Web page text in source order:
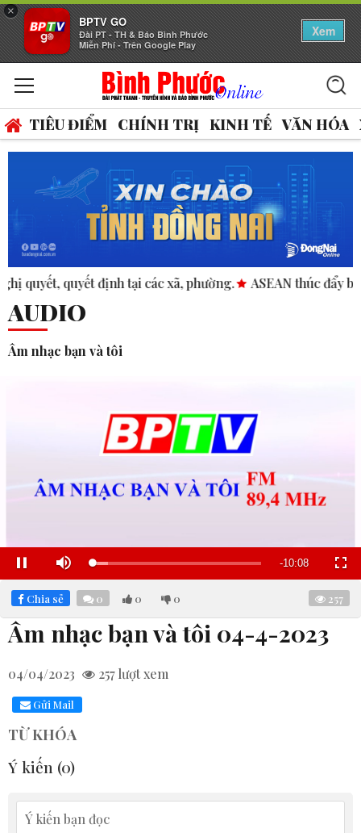
×
BPTV GO
Đài PT - TH & Báo Bình Phước
Miễn Phí - Trên Google Play
Xem
TIÊU ĐIỂM CHÍNH TRỊ KINH TẾ VĂN HÓA
định tại các xã, phường. ASEAN thúc đẩy bình đẳng
AUDIO
Âm nhạc bạn và tôi
Pause Mute Loaded:
34.29%
Remaining
-10:07
Chia sẻ 0 0 0 257
Âm nhạc bạn và tôi 04-4-2023
04/04/2023 257lượt xem
Gửi Mail
TỪ KHÓA
Ý kiến (0)